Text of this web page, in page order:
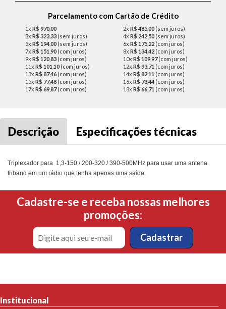
Parcelamento com Cartão de Crédito
1x R$ 970,00 2x R$ 485,00 (sem juros)
3x R$ 323,33 (sem juros) 4x R$ 242,50 (sem juros)
5x R$ 194,00 (sem juros) 6x R$ 175,22 (com juros)
7x R$ 151,90 (com juros) 8x R$ 134,42 (com juros)
9x R$ 120,83 (com juros) 10x R$ 109,97(com juros)
11x R$ 101,10 (com juros) 12x R$ 93,71 (com juros)
13x R$ 87,46 (com juros) 14x R$ 82,11 (com juros)
15x R$ 77,48 (com juros) 16x R$ 73,44 (com juros)
17x R$ 69,87(com juros) 18x R$ 66,71 (com juros)
Descrição Especificações técnicas
Triplexador para 1,3-150 / 200-320 / 390-500MHz para usar uma antena
triband em um rádio que tenha apenas uma saída.
Cadastre-se e receba nossas melhores
promoções:
Institucional